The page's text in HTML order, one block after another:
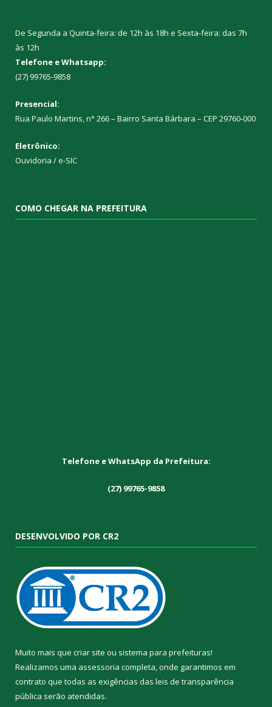
De Segunda a Quinta-feira: de 12h às 18h e Sexta-feira: das 7h
às 12h
Telefone e Whatsapp:
(27) 99765-9858
Presencial:
Rua Paulo Martins, n° 266 – Bairro Santa Bárbara – CEP 29760-000
Eletrônico:
Ouvidoria /e-SIC
COMO CHEGAR NA PREFEITURA
Telefone e WhatsApp da Prefeitura:
(27) 99765-9858
DESENVOLVIDO POR CR2
Muito mais que criar site ou sistema para prefeituras!
Realizamos uma assessoria completa, onde garantimos em
contrato que todas as exigências das leis de transparência
pública serão atendidas.